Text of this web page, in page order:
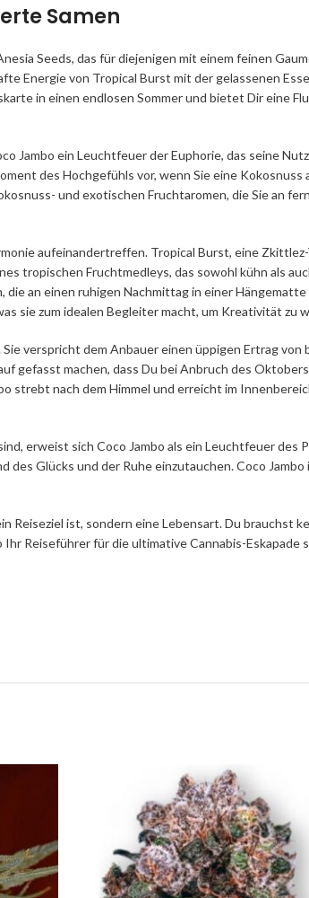
Samen
Seeds, das für diejenigen mit einem feinen
Energie von Tropical Burst mit der gelassenen
in einen endlosen Sommer und bietet Dir eine
Jambo ein Leuchtfeuer der Euphorie, das seine
des Hochgefühls vor, wenn Sie eine
und exotischen Fruchtaromen, die Sie an
aufeinandertreffen. Tropical Burst, eine
tropischen Fruchtmedleys, das sowohl kühn als
an einen ruhigen Nachmittag in einer
sie zum idealen Begleiter macht, um Kreativität zu
verspricht dem Anbauer einen üppigen Ertrag von
gefasst machen, dass Du bei Anbruch des
strebt nach dem Himmel und erreicht im
erweist sich Coco Jambo als ein Leuchtfeuer des
Glücks und der Ruhe einzutauchen. Coco
Reiseziel ist, sondern eine Lebensart. Du brauchst
Reiseführer für die ultimative Cannabis-Eskapade